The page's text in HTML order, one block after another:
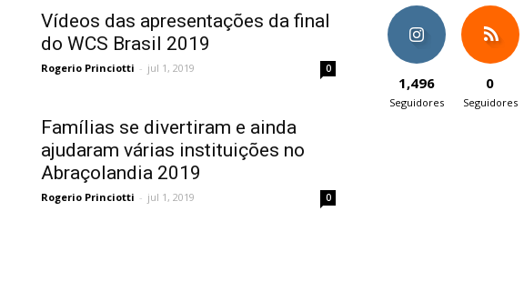
Vídeos das apresentações da final
do WCS Brasil 2019
Rogerio Princiotti - jul 1, 2019 0
Famílias se divertiram e ainda
ajudaram várias instituições no
Abraçolandia 2019
Rogerio Princiotti - jul 1, 2019 0
1,496
Seguidores
0
Seguidores